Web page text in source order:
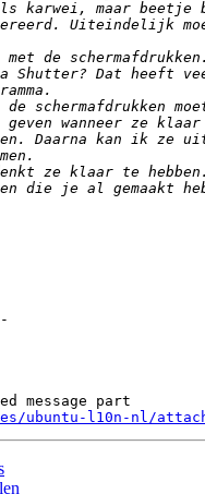
message part
ubuntu-l10n-nl/